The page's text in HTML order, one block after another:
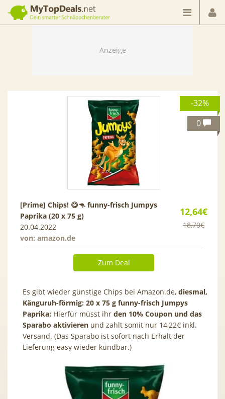
Dein smarter Schnäppchenberater
-32%
0
12,64€
18,70€
[Prime] Chips! 😋🦘 funny-frisch Jumpys
Paprika (20 x 75 g)
20.04.2022
von: amazon.de
Zum Deal
Es gibt wieder günstige Chips bei Amazon.de, diesmal,
Känguruh-förmig: 20 x 75 g funny-frisch Jumpys
Paprika: Hierfür müsst ihr den 10% Coupon und das
Sparabo aktivieren und zahlt somit nur 14,22€ inkl.
Versand. (Das Sparabo ist sofort nach Erhalt der
Lieferung easy wieder kündbar.)